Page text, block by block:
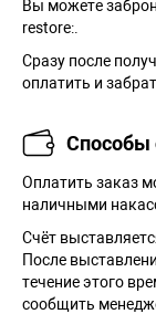
Вы можете
restore:.
Сразу после
оплатить и
Способы
Оплатить заказ
наличными
Cчёт
После
течение этого
сообщить